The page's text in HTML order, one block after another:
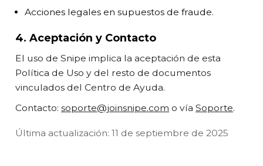
Acciones legales en supuestos de fraude.
4. Aceptación y Contacto
El uso de Snipe implica la aceptación de esta
Política de Uso y del resto de documentos
vinculados del Centro de Ayuda.
Contacto: soporte@joinsnipe.com o vía Soporte.
Última actualización: 11 de septiembre de 2025